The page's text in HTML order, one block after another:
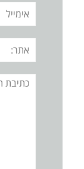
אימייל
אתר:
תגובה